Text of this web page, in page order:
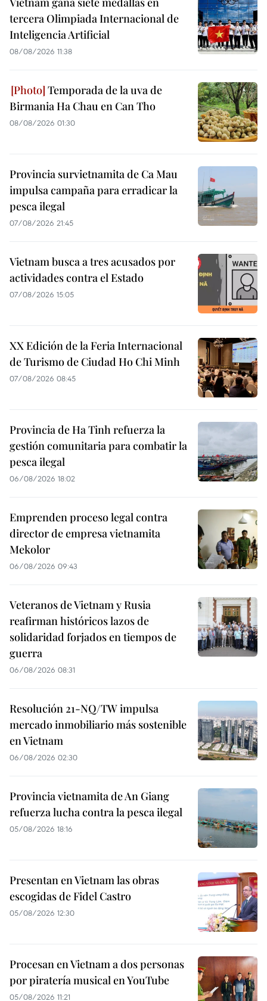
tercera Olimpiada Internacional de
Inteligencia Artificial
08/08/2026 11:38
Temporada de la uva de
Birmania Ha Chau en Can Tho
08/08/2026 01:30
Provincia survietnamita de Ca Mau
impulsa campaña para erradicar la
pesca ilegal
07/08/2026 21:45
Vietnam busca a tres acusados por
actividades contra el Estado
07/08/2026 15:05
XX Edición de la Feria Internacional
de Turismo de Ciudad Ho Chi Minh
07/08/2026 08:45
Provincia de Ha Tinh refuerza la
gestión comunitaria para combatir la
pesca ilegal
06/08/2026 18:02
Emprenden proceso legal contra
director de empresa vietnamita
Mekolor
06/08/2026 09:43
Veteranos de Vietnam y Rusia
reafirman históricos lazos de
solidaridad forjados en tiempos de
guerra
06/08/2026 08:31
Resolución 21-NQ/TW impulsa
mercado inmobiliario más sostenible
en Vietnam
06/08/2026 02:30
Provincia vietnamita de An Giang
refuerza lucha contra la pesca ilegal
05/08/2026 18:16
Presentan en Vietnam las obras
escogidas de Fidel Castro
05/08/2026 12:30
Procesan en Vietnam a dos personas
por piratería musical en YouTube
05/08/2026 11:21